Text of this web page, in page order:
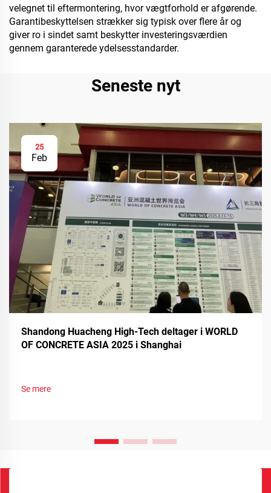
velegnet til eftermontering, hvor vægtforhold er afgørende.
Garantibeskyttelsen strækker sig typisk over flere år og
giver ro i sindet samt beskytter investeringsværdien
gennem garanterede ydelsesstandarder.
Seneste nyt
25
Feb
Shandong Huacheng High-Tech deltager i WORLD
OF CONCRETE ASIA 2025 i Shanghai
Se mere